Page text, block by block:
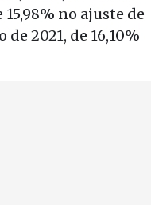
no ajuste de
2021, de 16,10%